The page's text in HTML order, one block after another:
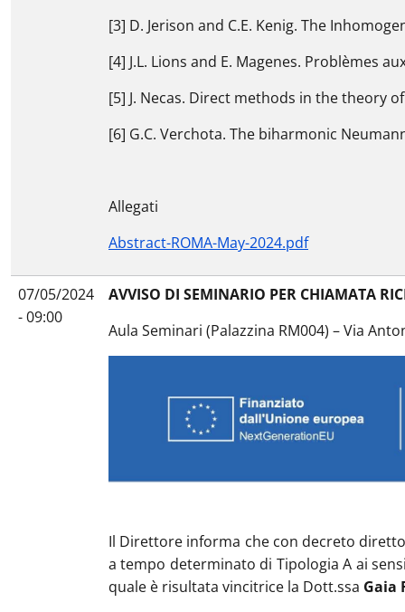
[3] D. Jerison and C.E. Kenig. The
[4] J.L. Lions and E. Magenes. Problèmes
[5] J. Necas. Direct methods in the theory
[6] G.C. Verchota. The biharmonic
Allegati
Abstract-ROMA-May-2024.pdf
07/05/2024
- 09:00
AVVISO DI SEMINARIO PER CHIAMATA
Aula Seminari (Palazzina RM004) – Via
Il Direttore informa che con decreto
a tempo determinato di Tipologia A ai
quale è risultata vincitrice la Dott.ssa Gaia